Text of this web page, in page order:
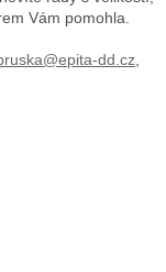
Vám pomohla.
dd.cz